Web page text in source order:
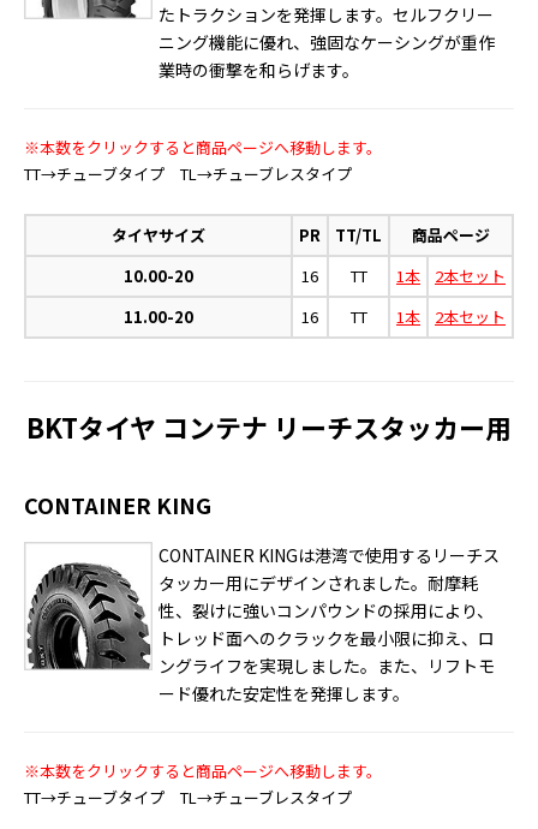
たトラクションを発揮します。セルフクリー
ニング機能に優れ、強固なケーシングが重作
業時の衝撃を和らげます。
※本数をクリックすると商品ページへ移動します。
TT→チューブタイプ TL→チューブレスタイプ
タイヤサイズ PR TT/TL
商品ページ
10.00-20
16 TT 1本
2本セット
11.00-20
16 TT 1本 2本セット
BKTタイヤ コンテナ リーチスタッカー用
CONTAINER KING
CONTAINER KINGは港湾で使用するリーチス
タッカー用にデザインされました。耐摩耗
性、裂けに強いコンパウンドの採用により、
トレッド面へのクラックを最小限に抑え、ロ
ングライフを実現しました。また、リフトモ
ード優れた安定性を発揮します。
※本数をクリックすると商品ページへ移動します。
TT→チューブタイプ TL→チューブレスタイプ